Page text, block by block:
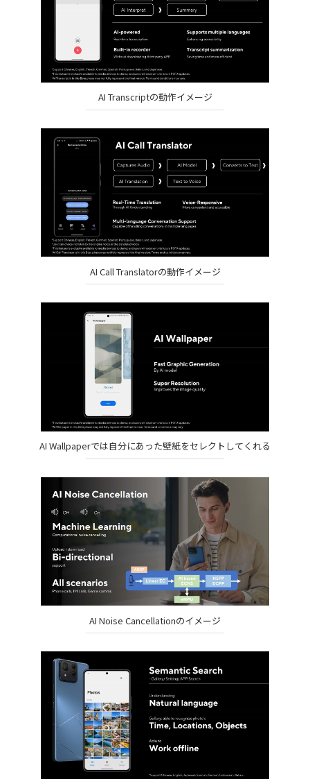
AI Transcriptの動作イメージ
AI Call Translatorの動作イメージ
AI Wallpaperでは自分にあった壁紙をセレクトしてくれる
AI Noise Cancellationのイメージ